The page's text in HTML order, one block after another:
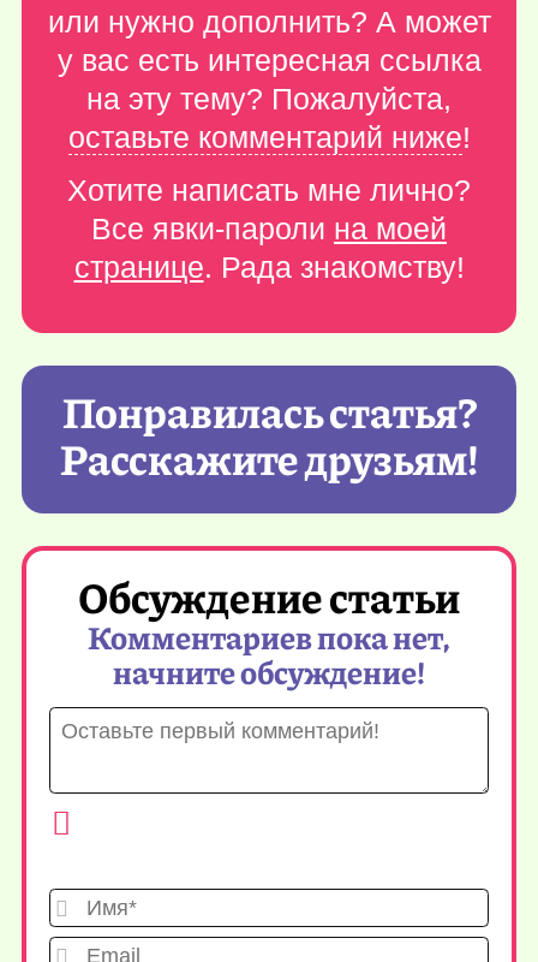
или нужно дополнить? А может
у вас есть интересная ссылка
на эту тему? Пожалуйста,
оставьте комментарий ниже!
Хотите написать мне лично?
Все явки-пароли на моей
странице. Рада знакомству!
Понравилась статья?
Расскажите друзьям!
Обсуждение статьи
Комментариев пока нет,
начните обсуждение!
Имя*